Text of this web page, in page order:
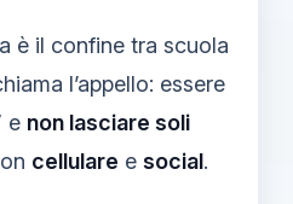
è il confine tra scuola
l’appello: essere
e non lasciare soli
cellulare e social.